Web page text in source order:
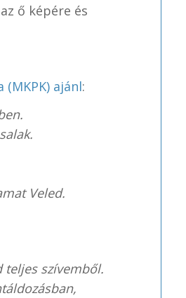
ő képére és
ajánl:
Veled.
teljes szívemből.